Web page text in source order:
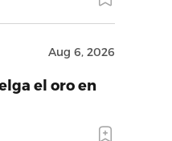
Aug 6, 2026
el oro en